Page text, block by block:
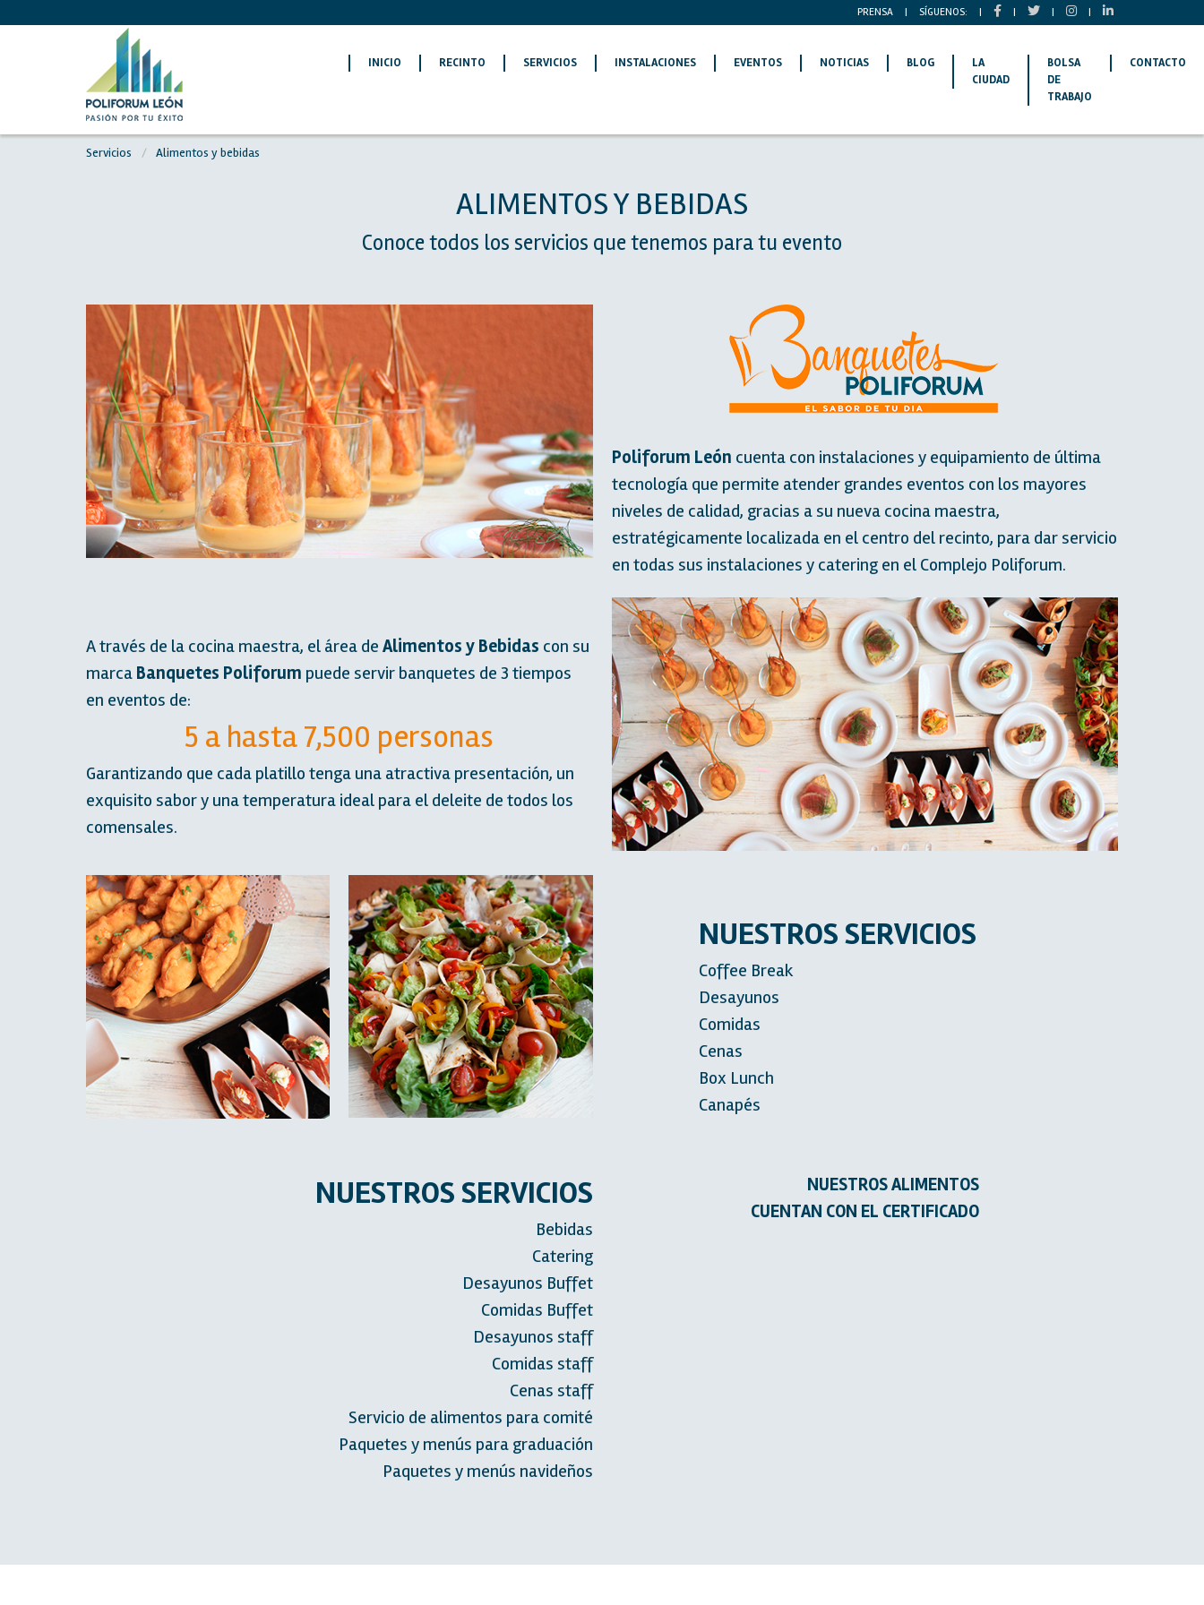
PRENSA | SÍGUENOS: | | | |
INICIO RECINTO SERVICIOS INSTALACIONES EVENTOS NOTICIAS BLOG
LA
CIUDAD
BOLSA
DE
TRABAJO
CONTACTO
Servicios Alimentos y bebidas
ALIMENTOS Y BEBIDAS
Conoce todos los servicios que tenemos para tu evento
Poliforum León cuenta con instalaciones y equipamiento de última
tecnología que permite atender grandes eventos con los mayores
niveles de calidad, gracias a su nueva cocina maestra,
estratégicamente localizada en el centro del recinto, para dar servicio
en todas sus instalaciones y catering en el Complejo Poliforum.
A través de la cocina maestra, el área de Alimentos y Bebidas con su
marca Banquetes Poliforum puede servir banquetes de 3 tiempos
en eventos de:
5 a hasta 7,500 personas
Garantizando que cada platillo tenga una atractiva presentación, un
exquisito sabor y una temperatura ideal para el deleite de todos los
comensales.
NUESTROS SERVICIOS
Coffee Break
Desayunos
Comidas
Cenas
Box Lunch
Canapés
NUESTROS SERVICIOS
Bebidas
Catering
Desayunos Buffet
Comidas Buffet
Desayunos staff
Comidas staff
Cenas staff
Servicio de alimentos para comité
Paquetes y menús para graduación
Paquetes y menús navideños
NUESTROS ALIMENTOS
CUENTAN CON EL CERTIFICADO